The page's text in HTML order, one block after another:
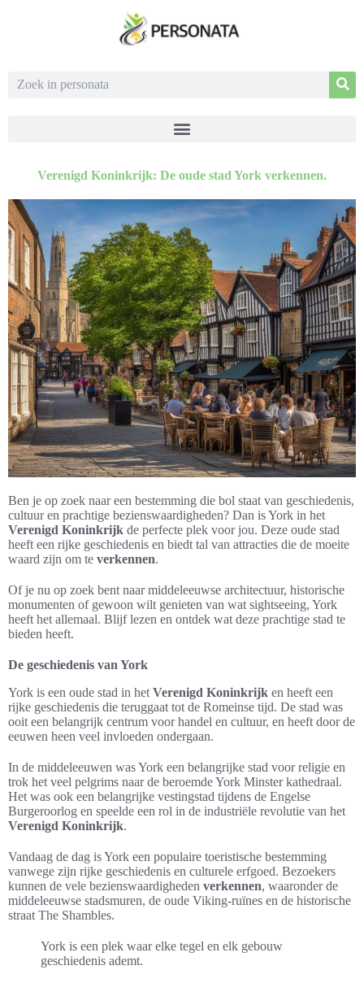
Verenigd Koninkrijk: De oude stad York verkennen.
Ben je op zoek naar een bestemming die bol staat van geschiedenis,
cultuur en prachtige bezienswaardigheden? Dan is York in het
Verenigd Koninkrijk de perfecte plek voor jou. Deze oude stad
heeft een rijke geschiedenis en biedt tal van attracties die de moeite
waard zijn om te verkennen.
Of je nu op zoek bent naar middeleeuwse architectuur, historische
monumenten of gewoon wilt genieten van wat sightseeing, York
heeft het allemaal. Blijf lezen en ontdek wat deze prachtige stad te
bieden heeft.
De geschiedenis van York
York is een oude stad in het Verenigd Koninkrijk en heeft een
rijke geschiedenis die teruggaat tot de Romeinse tijd. De stad was
ooit een belangrijk centrum voor handel en cultuur, en heeft door de
eeuwen heen veel invloeden ondergaan.
In de middeleeuwen was York een belangrijke stad voor religie en
trok het veel pelgrims naar de beroemde York Minster kathedraal.
Het was ook een belangrijke vestingstad tijdens de Engelse
Burgeroorlog en speelde een rol in de industriële revolutie van het
Verenigd Koninkrijk.
Vandaag de dag is York een populaire toeristische bestemming
vanwege zijn rijke geschiedenis en culturele erfgoed. Bezoekers
kunnen de vele bezienswaardigheden verkennen, waaronder de
middeleeuwse stadsmuren, de oude Viking-ruïnes en de historische
straat The Shambles.
York is een plek waar elke tegel en elk gebouw
geschiedenis ademt.